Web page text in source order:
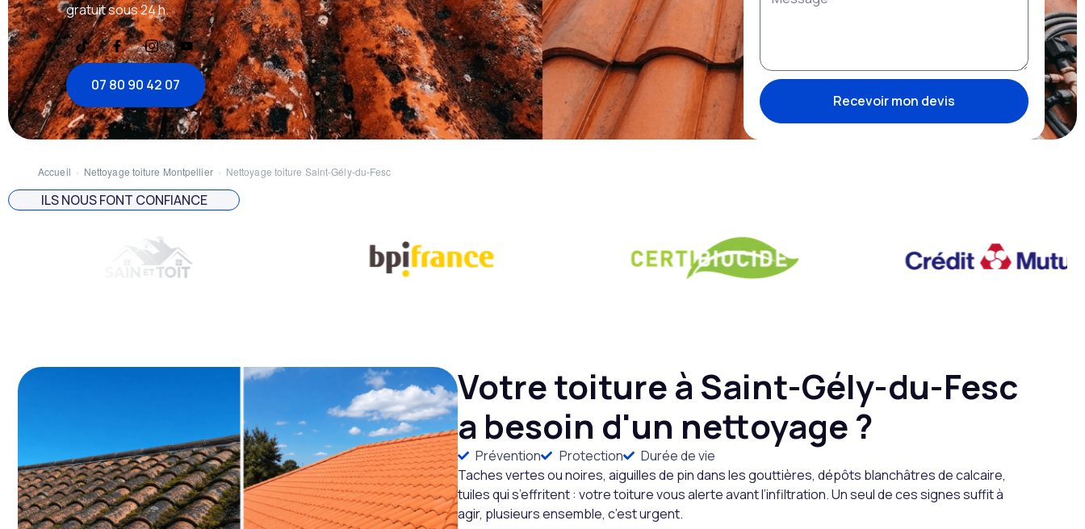
Recevoir mon devis
gratuit sous 24 h.
07 80 90 42 07
Accueil › Nettoyage toiture Montpellier › Nettoyage toiture Saint-Gély-du-Fesc
ILS NOUS FONT CONFIANCE
Votre toiture à Saint-Gély-du-Fesc
a besoin d'un nettoyage ?
Prévention Protection
Durée de vie
Taches vertes ou noires, aiguilles de pin dans les gouttières, dépôts blanchâtres de calcaire,
tuiles qui s’effritent : votre toiture vous alerte avant l’infiltration. Un seul de ces signes suffit à
agir, plusieurs ensemble, c’est urgent.